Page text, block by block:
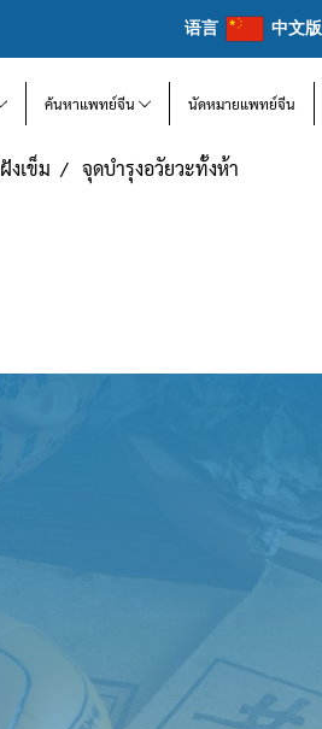
语言 中文版
ค้นหาแพทย์จีน นัดหมายแพทย์จีน
ฝังเข็ม จุดบำรุงอวัยวะทั้งห้า